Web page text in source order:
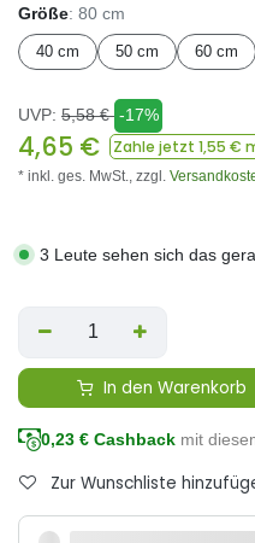
Größe: 80 cm
40 cm 50 cm 60 cm
UVP: 5,58€ -17%
4,65 € Zahle jetzt 1,55 €
* inkl. ges. MwSt., zzgl.
3 Leute sehen sich das
In den Warenkorb
0,23 € Cashback mit
Zur Wunschliste